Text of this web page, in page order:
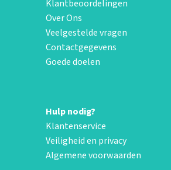
Klantbeoordelingen
Over Ons
Veelgestelde vragen
Contactgegevens
Goede doelen
Hulp nodig?
Klantenservice
Veiligheid en privacy
Algemene voorwaarden